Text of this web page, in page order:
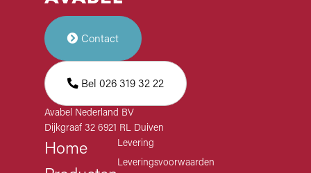
Contact
Bel 026 319 32 22
Avabel Nederland BV
Dijkgraaf 32 6921 RL Duiven
Home
Levering
Leveringsvoorwaarden